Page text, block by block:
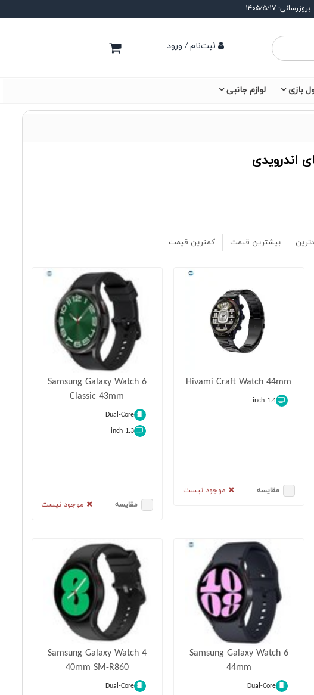
بروزرسانی: ۱۴۰۵/۵/۱۷
ثبت‌نام / ورود
بازی لوازم جانبی
اندرویدی
بیشترین قیمت کمترین قیمت
Hivami Craft Watch 44mm
1.4 inch
موجود نیست مقایسه
Samsung Galaxy Watch 6
Classic 43mm
Dual-Core
1.3 inch
موجود نیست مقایسه
Samsung Galaxy Watch 6
44mm
Dual-Core
Samsung Galaxy Watch 4
40mm SM-R860
Dual-Core